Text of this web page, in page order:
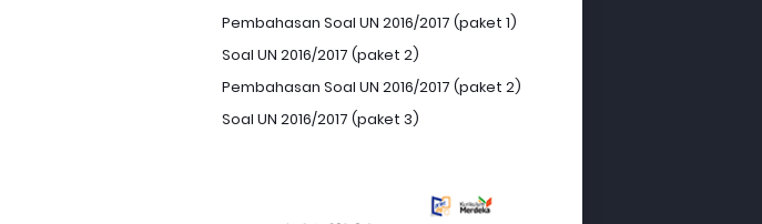
Pembahasan Soal UN 2016/2017 (paket 1)
Soal UN 2016/2017 (paket 2)
Pembahasan Soal UN 2016/2017 (paket 2)
Soal UN 2016/2017 (paket 3)